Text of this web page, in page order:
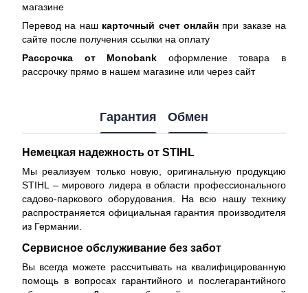
магазине
Перевод на наш карточный счет онлайнпри заказе на
сайте после получения ссылки на оплату
Рассрочка от Monobank оформление товара в
рассрочку прямо в нашем магазине или через сайт
Гарантия Обмен
Немецкая надежность от STIHL
Мы реализуем только новую, оригинальную продукцию
STIHL – мирового лидера в области профессионального
садово-паркового оборудования. На всю нашу технику
распространяется официальная гарантия производителя
из Германии.
Сервисное обслуживание без забот
Вы всегда можете рассчитывать на квалифицированную
помощь в вопросах гарантийного и послегарантийного